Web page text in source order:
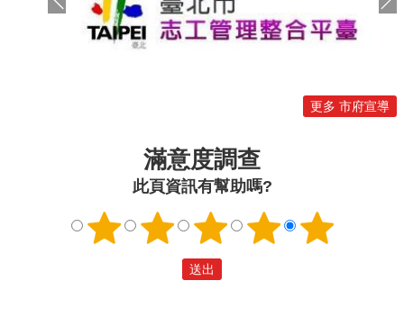
置」，邀請MY穿梭城市與aespa成員合
影。臺北捷運公司打造「aespa臺北專
可至捷運中山站、圓山站、市政府站及
活動辦法完成集章任務，就有機會抽中
「臺北－首爾經濟艙來回機票」和限量
更多 市府宣導
滿意度調查
此頁資訊有幫助嗎?